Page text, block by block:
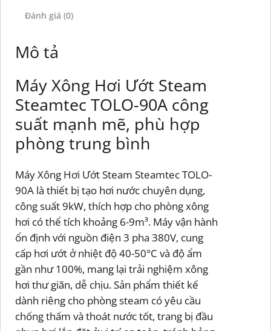
Đánh giá (0)
Mô tả
Máy Xông Hơi Ướt Steam
Steamtec TOLO-90A công
suất mạnh mẽ, phù hợp
phòng trung bình
Máy Xông Hơi Ướt Steam Steamtec TOLO-
90A là thiết bị tạo hơi nước chuyên dụng,
công suất 9kW, thích hợp cho phòng xông
hơi có thể tích khoảng 6-9m³. Máy vận hành
ổn định với nguồn điện 3 pha 380V, cung
cấp hơi ướt ở nhiệt độ 40-50°C và độ ẩm
gần như 100%, mang lại trải nghiệm xông
hơi thư giãn, dễ chịu. Sản phẩm thiết kế
dành riêng cho phòng steam có yêu cầu
chống thấm và thoát nước tốt, trang bị đầu